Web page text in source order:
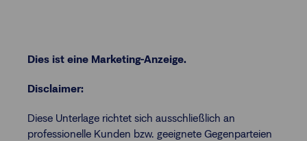
Dies ist eine Marketing-Anzeige.
Disclaimer:
Diese Unterlage richtet sich ausschließlich an
professionelle Kunden bzw. geeignete Gegenparteien